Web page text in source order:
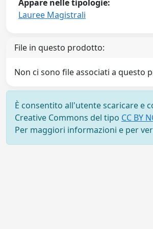
Appare nelle tipologie:
Lauree Magistrali
File in questo prodotto:
Non ci sono file associati a questo
È consentito all'utente scaricare e
Creative Commons del tipo CC BY
Per maggiori informazioni e per